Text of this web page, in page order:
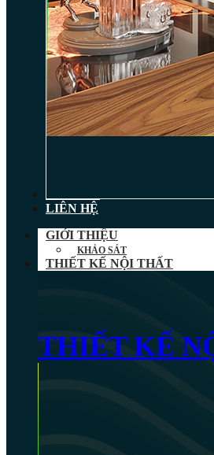
LIÊN HỆ
GIỚI THIỆU
KHẢO SÁT
THIẾT KẾ NỘI THẤT
THIẾT KẾ